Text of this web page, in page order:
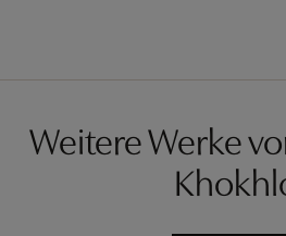
Weitere Werke